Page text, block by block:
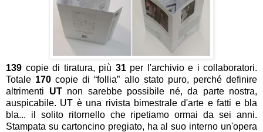
139 copie di tiratura, più 31 per l'archivio e i collaboratori.
Totale 170copie di “follia” allo stato puro, perché definire
altrimenti UT non sarebbe possibile né, da parte nostra,
auspicabile. UT è una rivista bimestrale d'arte e fatti e bla
bla... il solito ritornello che ripetiamo ormai da sei anni.
Stampata su cartoncino pregiato, ha al suo interno un'opera